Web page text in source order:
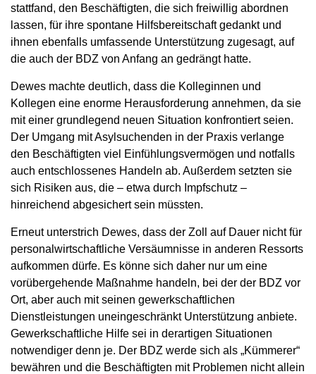
stattfand, den Beschäftigten, die sich freiwillig abordnen
lassen, für ihre spontane Hilfsbereitschaft gedankt und
ihnen ebenfalls umfassende Unterstützung zugesagt, auf
die auch der BDZ von Anfang an gedrängt hatte.
Dewes machte deutlich, dass die Kolleginnen und
Kollegen eine enorme Herausforderung annehmen, da sie
mit einer grundlegend neuen Situation konfrontiert seien.
Der Umgang mit Asylsuchenden in der Praxis verlange
den Beschäftigten viel Einfühlungsvermögen und notfalls
auch entschlossenes Handeln ab. Außerdem setzten sie
sich Risiken aus, die – etwa durch Impfschutz –
hinreichend abgesichert sein müssten.
Erneut unterstrich Dewes, dass der Zoll auf Dauer nicht für
personalwirtschaftliche Versäumnisse in anderen Ressorts
aufkommen dürfe. Es könne sich daher nur um eine
vorübergehende Maßnahme handeln, bei der der BDZ vor
Ort, aber auch mit seinen gewerkschaftlichen
Dienstleistungen uneingeschränkt Unterstützung anbiete.
Gewerkschaftliche Hilfe sei in derartigen Situationen
notwendiger denn je. Der BDZ werde sich als „Kümmerer“
bewähren und die Beschäftigten mit Problemen nicht allein